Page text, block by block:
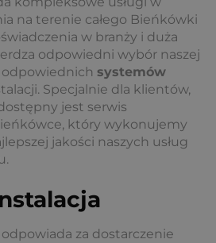
na terenie całego Bieńkówki
w branży i duża
odpowiedni wybór naszej
systemów
Specjalnie dla klientów,
jest serwis
który wykonujemy
jakości naszych usług
za dostarczenie